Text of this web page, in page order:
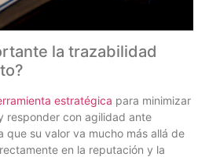
la trazabilidad
estratégica para minimizar
responder con agilidad ante
que su valor va mucho más allá de
en la reputación y la